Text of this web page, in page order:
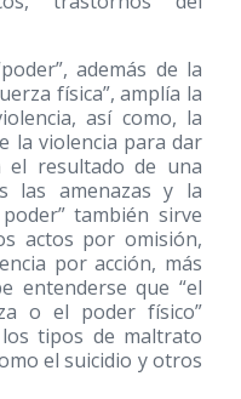
además de la
física”, amplía la
así como, la
la violencia para dar
el resultado de una
las amenazas y la
también sirve
actos por omisión,
por acción, más
entenderse que “el
o el poder físico”
tipos de maltrato
el suicidio y otros